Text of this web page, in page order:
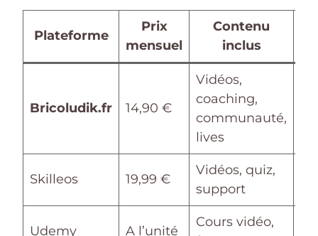
Plateforme
Prix
mensuel
Contenu
inclus
Bricoludik.fr 14,90 €
Vidéos,
coaching,
communauté,
lives
Skilleos 19,99 €
Vidéos, quiz,
support
Udemy A l’unité
Cours vidéo,